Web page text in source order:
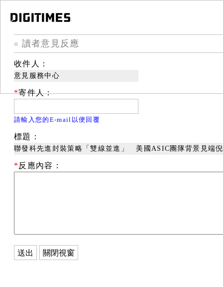
■ 讀者意見反應
收件人：
意見服務中心
*寄件人：
請輸入您的E-mail以便回覆
標題：
聯發科先進封裝策略「雙線並進」 美國ASIC團隊背景見端倪
* 反應內容：